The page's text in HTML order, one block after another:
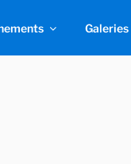
Galeries